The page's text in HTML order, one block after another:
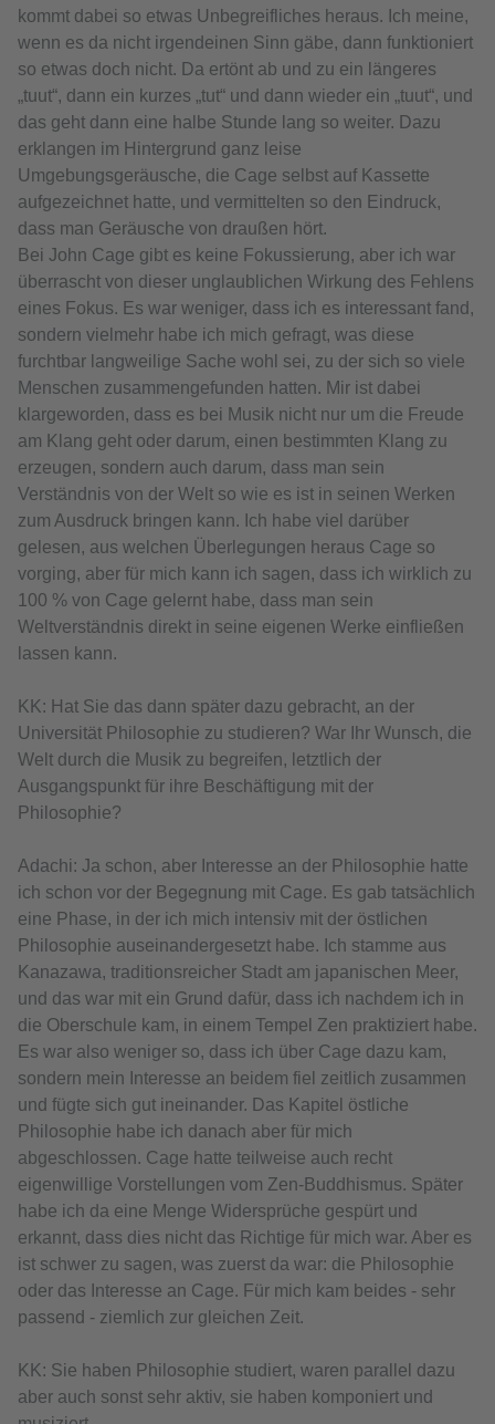
kommt dabei so etwas Unbegreifliches heraus. Ich meine,
wenn es da nicht irgendeinen Sinn gäbe, dann funktioniert
so etwas doch nicht. Da ertönt ab und zu ein längeres
„tuut“, dann ein kurzes „tut“ und dann wieder ein „tuut“, und
das geht dann eine halbe Stunde lang so weiter. Dazu
erklangen im Hintergrund ganz leise
Umgebungsgeräusche, die Cage selbst auf Kassette
aufgezeichnet hatte, und vermittelten so den Eindruck,
dass man Geräusche von draußen hört.
Bei John Cage gibt es keine Fokussierung, aber ich war
überrascht von dieser unglaublichen Wirkung des Fehlens
eines Fokus. Es war weniger, dass ich es interessant fand,
sondern vielmehr habe ich mich gefragt, was diese
furchtbar langweilige Sache wohl sei, zu der sich so viele
Menschen zusammengefunden hatten. Mir ist dabei
klargeworden, dass es bei Musik nicht nur um die Freude
am Klang geht oder darum, einen bestimmten Klang zu
erzeugen, sondern auch darum, dass man sein
Verständnis von der Welt so wie es ist in seinen Werken
zum Ausdruck bringen kann. Ich habe viel darüber
gelesen, aus welchen Überlegungen heraus Cage so
vorging, aber für mich kann ich sagen, dass ich wirklich zu
100 % von Cage gelernt habe, dass man sein
Weltverständnis direkt in seine eigenen Werke einfließen
lassen kann.
KK: Hat Sie das dann später dazu gebracht, an der
Universität Philosophie zu studieren? War Ihr Wunsch, die
Welt durch die Musik zu begreifen, letztlich der
Ausgangspunkt für ihre Beschäftigung mit der
Philosophie?
Adachi: Ja schon, aber Interesse an der Philosophie hatte
ich schon vor der Begegnung mit Cage. Es gab tatsächlich
eine Phase, in der ich mich intensiv mit der östlichen
Philosophie auseinandergesetzt habe. Ich stamme aus
Kanazawa, traditionsreicher Stadt am japanischen Meer,
und das war mit ein Grund dafür, dass ich nachdem ich in
die Oberschule kam, in einem Tempel Zen praktiziert habe.
Es war also weniger so, dass ich über Cage dazu kam,
sondern mein Interesse an beidem fiel zeitlich zusammen
und fügte sich gut ineinander. Das Kapitel östliche
Philosophie habe ich danach aber für mich
abgeschlossen. Cage hatte teilweise auch recht
eigenwillige Vorstellungen vom Zen-Buddhismus. Später
habe ich da eine Menge Widersprüche gespürt und
erkannt, dass dies nicht das Richtige für mich war. Aber es
ist schwer zu sagen, was zuerst da war: die Philosophie
oder das Interesse an Cage. Für mich kam beides - sehr
passend - ziemlich zur gleichen Zeit.
KK: Sie haben Philosophie studiert, waren parallel dazu
aber auch sonst sehr aktiv, sie haben komponiert und